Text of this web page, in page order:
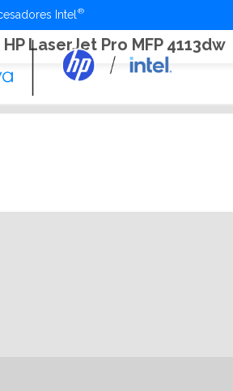
Intel
LaserJet Pro MFP 4113dw